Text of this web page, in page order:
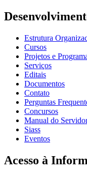
Estrutura
Cursos
Projetos e
Serviços
Editais
Documentos
Contato
Perguntas
Concursos
Manual do
Siass
Eventos
Acesso à